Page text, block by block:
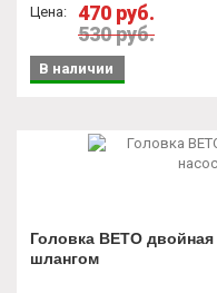
Цена:
470 руб.
530 руб.
В наличии
Головка BETO
шлангом